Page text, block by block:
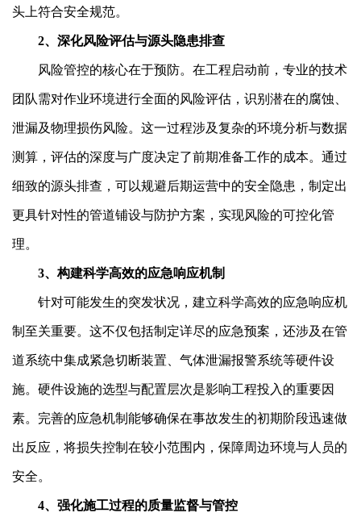
头上符合安全规范。
2、深化风险评估与源头隐患排查
风险管控的核心在于预防。在工程启动前，专业的技术
团队需对作业环境进行全面的风险评估，识别潜在的腐蚀、
泄漏及物理损伤风险。这一过程涉及复杂的环境分析与数据
测算，评估的深度与广度决定了前期准备工作的成本。通过
细致的源头排查，可以规避后期运营中的安全隐患，制定出
更具针对性的管道铺设与防护方案，实现风险的可控化管
理。
3、构建科学高效的应急响应机制
针对可能发生的突发状况，建立科学高效的应急响应机
制至关重要。这不仅包括制定详尽的应急预案，还涉及在管
道系统中集成紧急切断装置、气体泄漏报警系统等硬件设
施。硬件设施的选型与配置层次是影响工程投入的重要因
素。完善的应急机制能够确保在事故发生的初期阶段迅速做
出反应，将损失控制在较小范围内，保障周边环境与人员的
安全。
4、强化施工过程的质量监督与管控